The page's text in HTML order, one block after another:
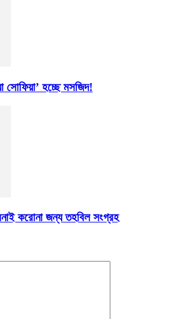
সোফিয়া’ হচ্ছে মসজিদ!
করোনা জন্য তহবিল সংগ্রহ